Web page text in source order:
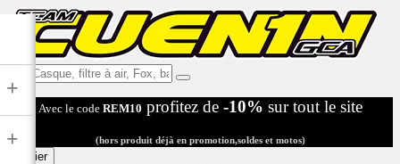
Ex:
Casque,
filtre
air,
Fox,
Avec le code REM10 profitez de -10% sur tout le site
(hors produit déjà en promotion,soldes et motos)
Panier
+
+